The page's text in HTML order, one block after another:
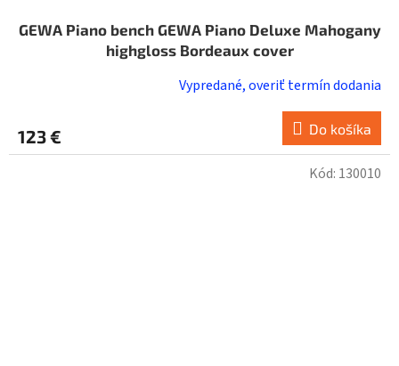
GEWA Piano bench GEWA Piano Deluxe Mahogany
highgloss Bordeaux cover
Vypredané, overiť termín dodania
123 € Do košíka
Kód: 130010